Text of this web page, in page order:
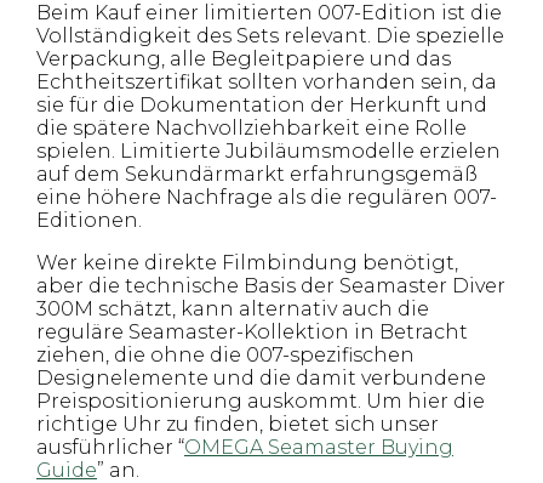
Beim Kauf einer limitierten 007-Edition ist die
Vollständigkeit des Sets relevant. Die spezielle
Verpackung, alle Begleitpapiere und das
Echtheitszertifikat sollten vorhanden sein, da
sie für die Dokumentation der Herkunft und
die spätere Nachvollziehbarkeit eine Rolle
spielen. Limitierte Jubiläumsmodelle erzielen
auf dem Sekundärmarkt erfahrungsgemäß
eine höhere Nachfrage als die regulären 007-
Editionen.
Wer keine direkte Filmbindung benötigt,
aber die technische Basis der Seamaster Diver
300M schätzt, kann alternativ auch die
reguläre Seamaster-Kollektion in Betracht
ziehen, die ohne die 007-spezifischen
Designelemente und die damit verbundene
Preispositionierung auskommt. Um hier die
richtige Uhr zu finden, bietet sich unser
ausführlicher “OMEGA Seamaster Buying
Guide” an.